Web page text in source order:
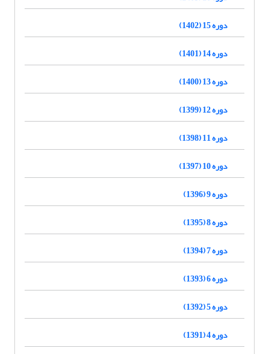
دوره 15 (1402)
دوره 14 (1401)
دوره 13 (1400)
دوره 12 (1399)
دوره 11 (1398)
دوره 10 (1397)
دوره 9 (1396)
دوره 8 (1395)
دوره 7 (1394)
دوره 6 (1393)
دوره 5 (1392)
دوره 4 (1391)